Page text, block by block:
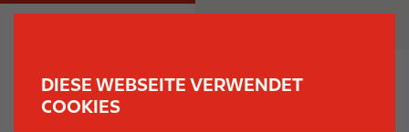
DIESE WEBSEITE VERWENDET
COOKIES
M